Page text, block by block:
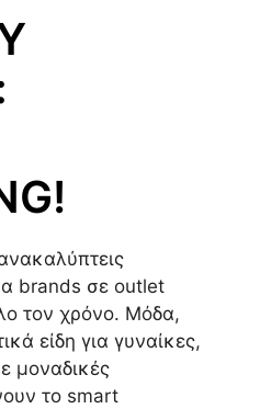
brands σε outlet
τον χρόνο. Μόδα,
είδη για γυναίκες,
μοναδικές
το smart